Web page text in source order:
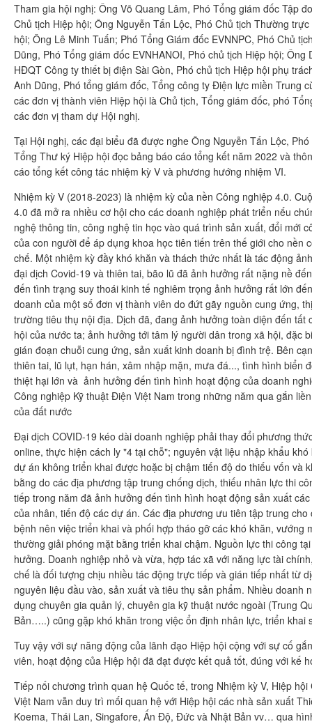
Tham gia hội nghị: Ông Võ Quang Lâm, Phó Tổng giám đốc Tập
Chủ tịch Hiệp hội; Ông Nguyễn Tấn Lộc, Phó Chủ tịch Thường
hội; Ông Lê Minh Tuấn; Phó Tổng Giám đốc EVNNPC, Phó Chủ
Dũng, Phó Tổng giám đốc EVNHANOI, Phó chủ tịch Hiệp hội;
HĐQT Công ty thiết bị điện Sài Gòn, Phó chủ tịch Hiệp hội phụ
Anh Dũng, Phó tổng giám đốc, Tổng công ty Điện lực miền Trung
các đơn vị thành viên Hiệp hội là Chủ tịch, Tổng giám đốc, phó
các đơn vị tham dự Hội nghị.
Tại Hội nghị, các đại biểu đã được nghe Ông Nguyễn Tấn Lộc,
Tổng Thư ký Hiệp hội đọc bảng báo cáo tổng kết năm 2022 và
cáo tổng kết công tác nhiệm kỳ V và phương hướng nhiệm VI.
Nhiệm kỳ V (2018-2023) là nhiệm kỳ của nền Công nghiệp 4.0.
4.0 đã mở ra nhiều cơ hội cho các doanh nghiệp phát triển nếu
nghệ thông tin, công nghệ tin học vào quá trình sản xuất, đổi mới
của con người để áp dụng khoa học tiên tiến trên thế giới cho nền
chế. Một nhiệm kỳ đầy khó khăn và thách thức nhất là tác động
đại dịch Covid-19 và thiên tai, bão lũ đã ảnh hưởng rất nặng nề
đến tình trạng suy thoái kinh tế nghiêm trọng ảnh hưởng rất lớn
doanh của một số đơn vị thành viên do đứt gãy nguồn cung ứng,
trường tiêu thụ nội địa. Dịch đã, đang ảnh hưởng toàn diện đến tất
hội của nước ta; ảnh hưởng tới tâm lý người dân trong xã hội, đặc
gián đoạn chuỗi cung ứng, sản xuất kinh doanh bị đình trệ. Bên
thiên tai, lũ lụt, hạn hán, xâm nhập mặn, mưa đá..., tình hình biển
thiệt hại lớn và ảnh hưởng đến tình hình hoạt động của doanh
Công nghiệp Kỹ thuật Điện Việt Nam trong những năm qua gắn
của đất nước
Đại dịch COVID-19 kéo dài doanh nghiệp phải thay đổi phương
online, thực hiện cách ly "4 tại chỗ"; nguyên vật liệu nhập khẩu
dự án không triển khai được hoặc bị chậm tiến độ do thiếu vốn và
bằng do các địa phương tập trung chống dịch, thiếu nhân lực thi
tiếp trong năm đã ảnh hưởng đến tình hình hoạt động sản xuất
của nhân, tiến độ các dự án. Các địa phương ưu tiên tập trung
bệnh nên việc triển khai và phối hợp tháo gỡ các khó khăn, vướng
thường giải phóng mặt bằng triển khai chậm. Nguồn lực thi công
hưởng. Doanh nghiệp nhỏ và vừa, hợp tác xã với năng lực tài
chế là đối tượng chịu nhiều tác động trực tiếp và gián tiếp nhất từ
nguyên liệu đầu vào, sản xuất và tiêu thụ sản phẩm. Nhiều doanh
dụng chuyên gia quản lý, chuyên gia kỹ thuật nước ngoài (Trung
Bản…..) cũng gặp khó khăn trong việc ổn định nhân lực, triển khai
Tuy vậy với sự năng động của lãnh đạo Hiệp hội cộng với sự cố
viên, hoạt động của Hiệp hội đã đạt được kết quả tốt, đúng với kế
Tiếp nối chương trình quan hệ Quốc tế, trong Nhiệm kỳ V, Hiệp
Việt Nam vẫn duy trì mối quan hệ với Hiệp hội các nhà sản xuất
Koema, Thái Lan, Singafore, Ấn Độ, Đức và Nhật Bản vv… qua